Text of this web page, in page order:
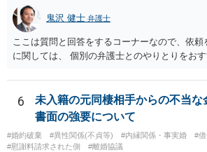
鬼沢 健士 弁護士
ここは質問と回答をするコーナーなので、依頼
に関しては、 個別の弁護士とのやりとりをお
6
未入籍の元同棲相手からの不当な
書面の強要について
#婚約破棄 #異性関係(不貞等) #内縁関係・事実婚
#
#慰謝料請求された側
#離婚協議